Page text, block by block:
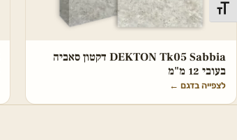
מתג גודל גופן
DEKTON Tk05 Sabbia דקטון סאביה
בעובי 12 מ"מ
לצפייה בדגם ←